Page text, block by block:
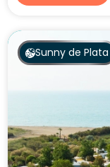
Sunny de Plata